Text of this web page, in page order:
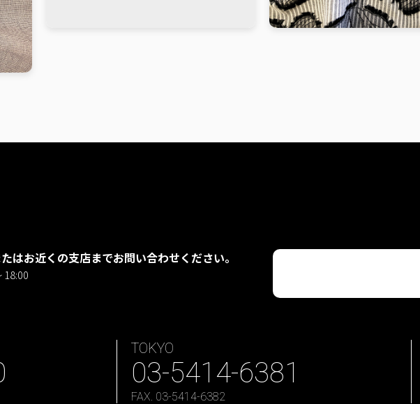
はお近くの支店までお問い合わせください。
18:00
TOKYO
03-5414-6381
FAX. 03-5414-6382